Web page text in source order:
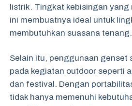
listrik. Tingkat kebisingan yang
ini membuatnya ideal untuk
membutuhkan suasana tenang.
Selain itu, penggunaan genset
pada kegiatan outdoor seperti
dan festival. Dengan
tidak hanya memenuhi